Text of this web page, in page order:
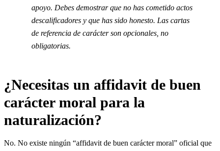
apoyo. Debes demostrar que no has cometido actos
descalificadores y que has sido honesto. Las cartas
de referencia de carácter son opcionales, no
obligatorias.
¿Necesitas un affidavit de buen
carácter moral para la
naturalización?
No. No existe ningún “affidavit de buen carácter moral” oficial que